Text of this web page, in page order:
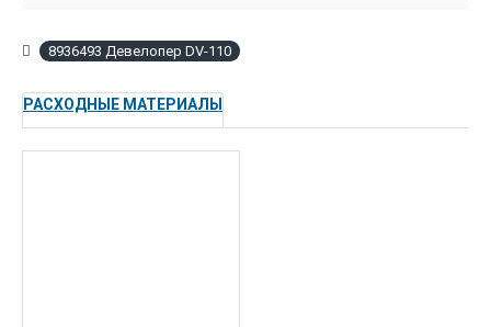
8936493 Девелопер DV-110
РАСХОДНЫЕ МАТЕРИАЛЫ